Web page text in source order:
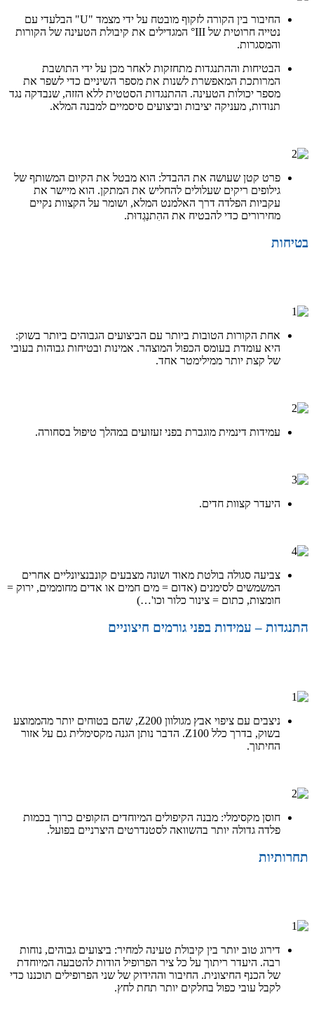
החיבור בין הקורה לזקוף מובטח על ידי מצמד "U" הבלעדי עם
נטייה חרוטית של III° המגדילים את קיבולת הטעינה של הקורות
והמסגרות.
הבטיחות וההתנגדות מתחזקות לאחר מכן על ידי התושבת
המרותכת המאפשרת לשנות את מספר השיניים כדי לשפר את
מספר יכולות הטעינה. ההתנגדות הסטטית ללא הזזה, שנבדקה נגד
תנודות, מעניקה יציבות וביצועים סיסמיים למבנה המלא.
פרט קטן שעושה את ההבדל: הוא מבטל את הקיום המשותף של
גילופים ריקים שעלולים להחליש את המתקן. הוא מיישר את
עקביות הפלדה דרך האלמנט המלא, ושומר על הקצוות נקיים
מחירורים כדי להבטיח את ההִתנַגְדוּת.
בטיחות
אחת הקורות הטובות ביותר עם הביצועים הגבוהים ביותר בשוק:
היא עומדת בעומס הכפול המוצהר. אמינות ובטיחות גבוהות בעובי
של קצת יותר ממילימטר אחד.
עמידות דינמית מוגברת בפני זעזועים במהלך טיפול בסחורה.
היעדר קצוות חדים.
צביעה סגולה בולטת מאוד ושונה מצבעים קונבנציונליים אחרים
המשמשים לסימנים (אדום = מים חמים או אדים מחוממים, ירוק =
חומצות, כתום = צינור כלור וכו'…)
התנגדות – עמידות בפני גורמים חיצוניים
ניצבים עם ציפוי אבץ מגולוון Z200, שהם בטוחים יותר מהממוצע
בשוק, בדרך כלל Z100. הדבר נותן הגנה מקסימלית גם על אזור
החיתוך.
חוסן מקסימלי: מבנה הקיפולים המיוחדים הזקופים כרוך בכמות
פלדה גדולה יותר בהשוואה לסטנדרטים היצרניים בפועל.
תחרותיות
דירוג טוב יותר בין קיבולת טעינה למחיר: ביצועים גבוהים, נוחות
רבה. היעדר ריתוך על כל ציר הפרופיל הודות להטבעה המיוחדת
של הכנף החיצונית. החיבור וההידוק של שני הפרופילים תוכננו כדי
לקבל עובי כפול בחלקים יותר תחת לחץ.